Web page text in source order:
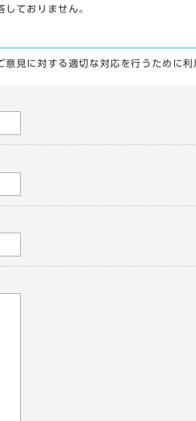
ておりません。
見に対する適切な対応を行うために